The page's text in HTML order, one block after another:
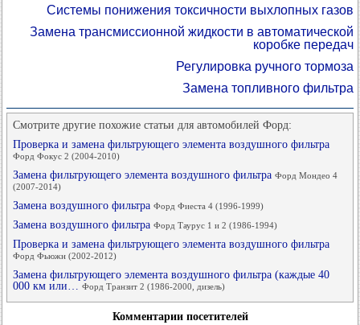
Системы понижения токсичности выхлопных газов
Замена трансмиссионной жидкости в автоматической
коробке передач
Регулировка ручного тормоза
Замена топливного фильтра
Смотрите другие похожие статьи для автомобилей Форд:
Проверка и замена фильтрующего элемента воздушного фильтра
Форд Фокус 2 (2004-2010)
Замена фильтрующего элемента воздушного фильтра Форд Мондео 4
(2007-2014)
Замена воздушного фильтра Форд Фиеста 4 (1996-1999)
Замена воздушного фильтра Форд Таурус 1 и 2 (1986-1994)
Проверка и замена фильтрующего элемента воздушного фильтра
Форд Фьюжн (2002-2012)
Замена фильтрующего элемента воздушного фильтра (каждые 40
000 км или… Форд Транзит 2 (1986-2000, дизель)
Комментарии посетителей